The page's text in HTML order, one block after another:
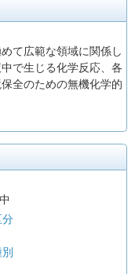
て広範な領域に関係し
で生じる化学反応、各
全のための無機化学的
分